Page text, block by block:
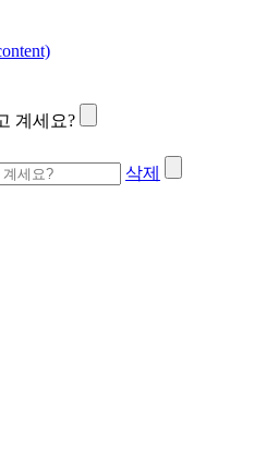
계세요?
삭제